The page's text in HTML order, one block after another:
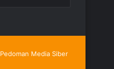
Pedoman Media Siber